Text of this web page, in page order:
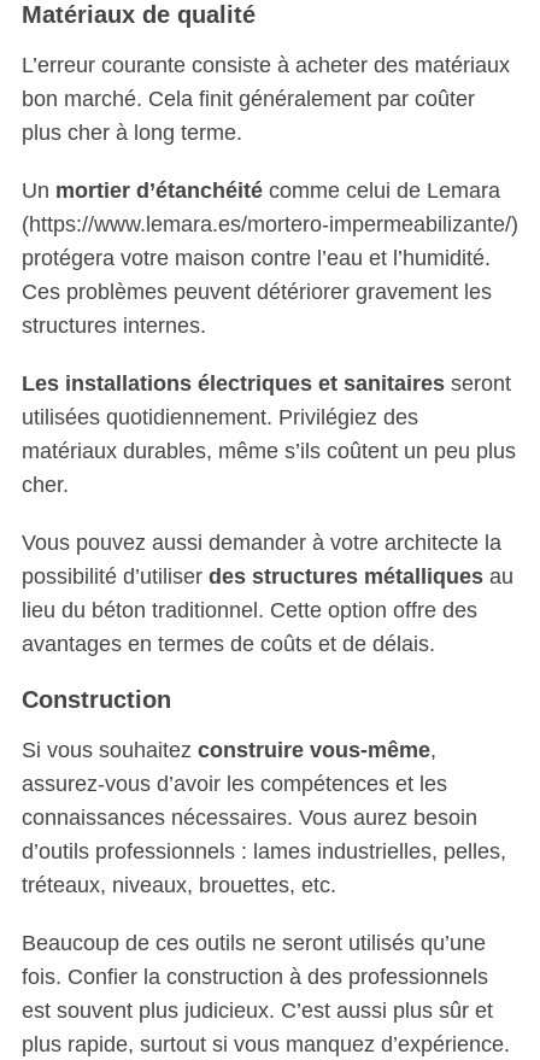
Matériaux de qualité
L’erreur courante consiste à acheter des matériaux
bon marché. Cela finit généralement par coûter
plus cher à long terme.
Un mortier d’étanchéitécomme celui de Lemara
(https://www.lemara.es/mortero-impermeabilizante/)
protégera votre maison contre l’eau et l’humidité.
Ces problèmes peuvent détériorer gravement les
structures internes.
Les installations électriques et sanitairesseront
utilisées quotidiennement. Privilégiez des
matériaux durables, même s’ils coûtent un peu plus
cher.
Vous pouvez aussi demander à votre architecte la
possibilité d’utiliser des structures métalliquesau
lieu du béton traditionnel. Cette option offre des
avantages en termes de coûts et de délais.
Construction
Si vous souhaitez construire vous-même,
assurez-vous d’avoir les compétences et les
connaissances nécessaires. Vous aurez besoin
d’outils professionnels : lames industrielles, pelles,
tréteaux, niveaux, brouettes, etc.
Beaucoup de ces outils ne seront utilisés qu’une
fois. Confier la construction à des professionnels
est souvent plus judicieux. C’est aussi plus sûr et
plus rapide, surtout si vous manquez d’expérience.